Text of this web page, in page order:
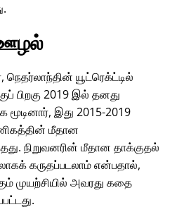
யூட்ரெக்ட்டில்
பிறகு 2019 இல் தனது
இது 2015-2019
மீதான
நிறுவனரின் மீதான தாக்குதல்
கருதப்படலாம் என்பதால்,
முயற்சியில் அவரது கதை